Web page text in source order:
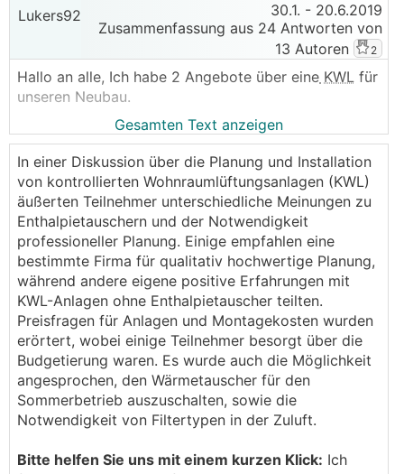
Lukers92 30.1. - 20.6.2019
Zusammenfassung aus 24 Antworten von
13 Autoren
2
Hallo an alle, Ich habe 2 Angebote über eine KWL für
unseren Neubau.
Zum einen die Viessmann Vitovent 300W zum
anderen Wernig Q350 (Baugleich mit Zehnder)
Preise sind etwa identisch, nur bei Wernig ist der
Enthalpiewärmetauscher um einiges günstiger und
ein Vorheizregister integriert.
Wernig lässt sich per KNX oder App steuern, die
Viessman meines Wissenstandes nach nicht.
Wernig soll die neue Normgröße für Filter haben..
Welche Anlage habt Ihr, seit ihr damit zufrieden?
Danke für eure Hilfe.
LG Lukas
Gesamten Text anzeigen
In einer Diskussion über die Planung und Installation
von kontrollierten Wohnraumlüftungsanlagen (KWL)
äußerten Teilnehmer unterschiedliche Meinungen zu
Enthalpietauschern und der Notwendigkeit
professioneller Planung. Einige empfahlen eine
bestimmte Firma für qualitativ hochwertige Planung,
während andere eigene positive Erfahrungen mit
KWL-Anlagen ohne Enthalpietauscher teilten.
Preisfragen für Anlagen und Montagekosten wurden
erörtert, wobei einige Teilnehmer besorgt über die
Budgetierung waren. Es wurde auch die Möglichkeit
angesprochen, den Wärmetauscher für den
Sommerbetrieb auszuschalten, sowie die
Notwendigkeit von Filtertypen in der Zuluft.
Bitte helfen Sie uns mit einem kurzen Klick: Ich